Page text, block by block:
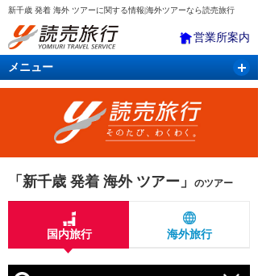
新千歳 発着 海外 ツアーに関する情報|海外ツアーなら読売旅行
営業所案内
メニュー
国内旅行 バスツアー 海外旅行
「新千歳 発着 海外 ツアー」 のツアー
国内旅行 海外旅行